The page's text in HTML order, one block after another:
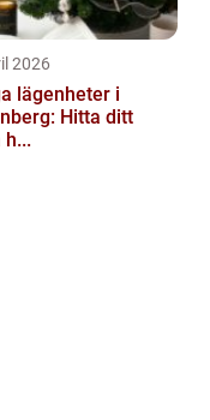
2026
lägenheter i
Hitta ditt
h...